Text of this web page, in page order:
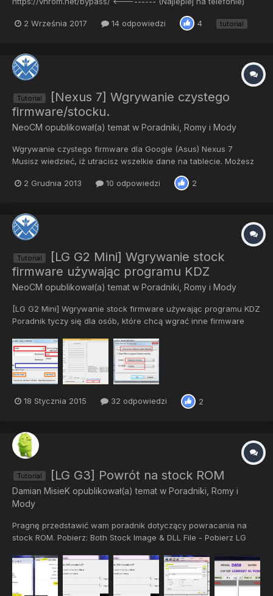
momentu logowania Robimy screena (VolDown+Power)
2 Września 2017 14 odpowiedzi 4 tutorial
Tutorial
[Nexus 7] Wgrywanie czystego
firmware/stocku.
NeoCM opublikował(a) temat w Poradniki, Romy i Mody
Wgrywanie czystego firmware dla Google (Asus) Nexus 7
Musisz wiedzieć, iż utracisz wszelkie dane na tablecie. Możesz
tablet będzie działał dobrze... Opis zawiera sposób na
2 Grudnia 2013 10 odpowiedzi 2
Tutorial
[LG G2 Mini] Wgrywanie stock
firmware używając programu KDZ
NeoCM opublikował(a) temat w Poradniki, Romy i Mody
[LG G2 Mini] Wgrywanie stock firmware używając programu KDZ
Poradnik tyczy się dla osób, które chcą wgrać inne firmware
nowsze. Dotyczy również powrotu do stock firmware. Operacje
wykonujecie na własne ryzyko, nie ponoszę odpowiedzialnoś...
18 Stycznia 2015 32 odpowiedzi 2
Tutorial [LG G3] Powrót na stock ROM
Damian MisieK opublikował(a) temat w Poradniki, Romy i
Mody
Pragnę przedstawić wam poradnik dotyczący powracania na
stock ROM. Pobierz: Both Stock Image & DLL File - Pobierz LG
(Verizon) - Pobierz Megalock DLL File - Pobierz Instalacja:
Zainstaluj sterowniki Zainstaluj FlashTool (nie uruch...